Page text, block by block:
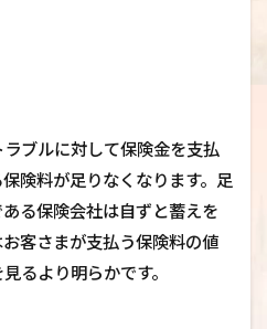
ブルに対して保険金を支払
険料が足りなくなります。足
る保険会社は自ずと蓄えを
客さまが支払う保険料の値
るより明らかです。